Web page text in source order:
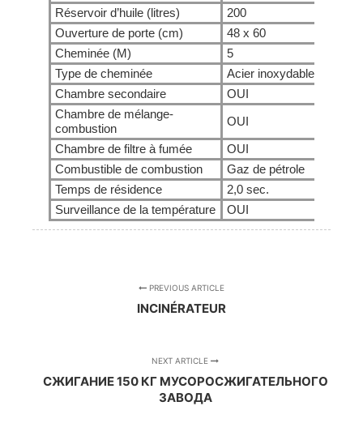
Réservoir d’huile (litres)
200
Ouverture de porte (cm)
48 x 60
Cheminée (M)
5
Type de cheminée
Acier inoxydable
Chambre secondaire
OUI
Chambre de mélange-
combustion
OUI
Chambre de filtre à fumée
OUI
Combustible de combustion
Gaz de pétrole
Temps de résidence
2,0 sec.
Surveillance de la température
OUI
PREVIOUS ARTICLE
INCINÉRATEUR
NEXT ARTICLE
СЖИГАНИЕ 150 КГ МУСОРОСЖИГАТЕЛЬНОГО
ЗАВОДА